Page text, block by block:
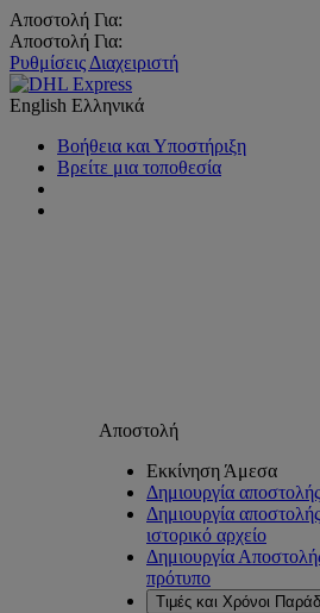
Αποστολή Για:
Αποστολή Για:
Ρυθμίσεις Διαχειριστή
English Ελληνικά
Βοήθεια και Υποστήριξη
Βρείτε μια τοποθεσία
Αποστολή
Εκκίνηση Άμεσα
Δημιουργία αποστολής
Δημιουργία
ιστορικό αρχείο
Δημιουργία
πρότυπο
Τιμές και Χρόνοι